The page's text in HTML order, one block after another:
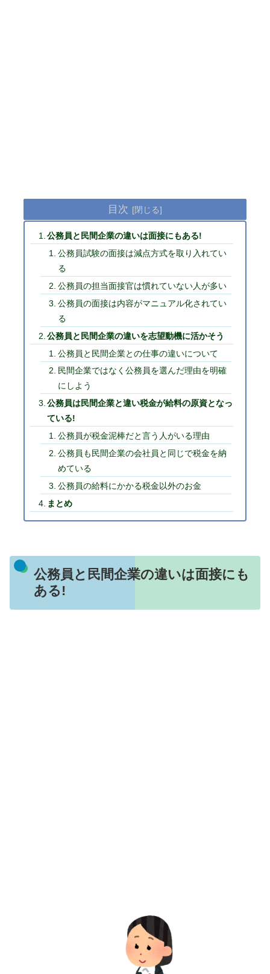
目次
公務員と民間企業の違いは面接にもある!
公務員試験の面接は減点方式を取り入れてい
る
公務員の担当面接官は慣れていない人が多い
公務員の面接は内容がマニュアル化されてい
る
公務員と民間企業の違いを志望動機に活かそう
公務員と民間企業との仕事の違いについて
民間企業ではなく公務員を選んだ理由を明確
にしよう
公務員は民間企業と違い税金が給料の原資となっ
ている!
公務員が税金泥棒だと言う人がいる理由
公務員も民間企業の会社員と同じで税金を納
めている
公務員の給料にかかる税金以外のお金
まとめ
公務員と民間企業の違いは面接にも
ある!